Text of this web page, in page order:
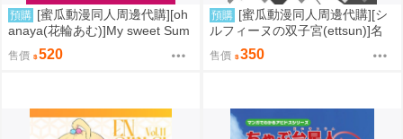
預購 [蜜瓜動漫同人周邊代購][oh
anaya(花輪あむ)]My sweet Sum
mer【特典付】(LoveLive虹ヶ咲
学園スクールアイドル同好会)(同
售價 520
預購 [蜜瓜動漫同人周邊代購][シ
ルフィーヌの双子宮(ettsun)]名
前もよべないビギナーズ【特典
付】(FGO/stay night)(同人誌)
售價 350